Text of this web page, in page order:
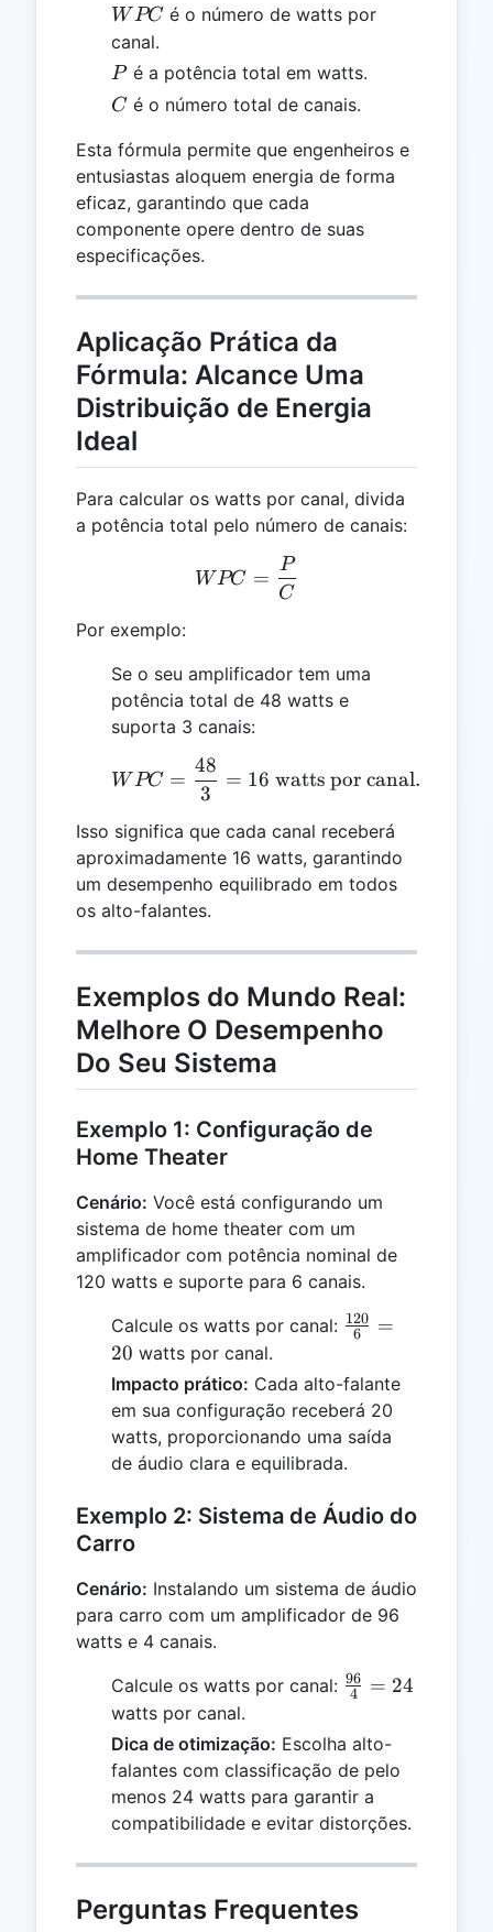
WPC
WPC é o número de watts por
canal.
P
Pé a potência total em watts.
C
C é o número total de canais.
Esta fórmula permite que engenheiros e
entusiastas aloquem energia de forma
eficaz, garantindo que cada
componente opere dentro de suas
especificações.
Aplicação Prática da
Fórmula: Alcance Uma
Distribuição de Energia
Ideal
Para calcular os watts por canal, divida
a potência total pelo número de canais:
WPC = \frac{P}{C}
WPC =
C
P
Por exemplo:
Se o seu amplificador tem uma
potência total de 48 watts e
suporta 3 canais:
WPC = \frac{48}{3} =
WPC =
3
48
= 16 watts por canal.
Isso significa que cada canal receberá
aproximadamente 16 watts, garantindo
um desempenho equilibrado em todos
os alto-falantes.
Exemplos do Mundo Real:
Melhore O Desempenho
Do Seu Sistema
Exemplo 1: Configuração de
Home Theater
Cenário: Você está configurando um
sistema de home theater com um
amplificador com potência nominal de
120 watts e suporte para 6 canais.
Calcule os watts por canal: \frac{120}
6
120 =
20 watts por canal.
Impacto prático: Cada alto-falante
em sua configuração receberá 20
watts, proporcionando uma saída
de áudio clara e equilibrada.
Exemplo 2: Sistema de Áudio do
Carro
Cenário: Instalando um sistema de áudio
para carro com um amplificador de 96
watts e 4 canais.
Calcule os watts por canal: \frac{96}
4
96 = 24
watts por canal.
Dica de otimização: Escolha alto-
falantes com classificação de pelo
menos 24 watts para garantir a
compatibilidade e evitar distorções.
Perguntas Frequentes